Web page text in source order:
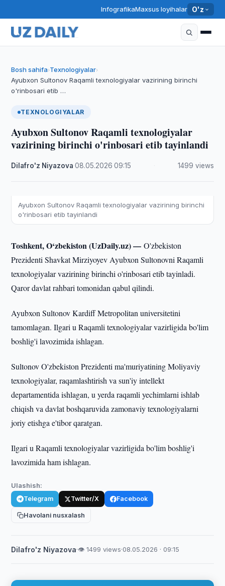
InfografikaMaxsus loyihalar O'z
Bosh sahifa›Texnologiyalar›
Ayubxon Sultonov Raqamli texnologiyalar vazirining birinchi
o'rinbosari etib …
TEXNOLOGIYALAR
Ayubxon Sultonov Raqamli texnologiyalar
vazirining birinchi o'rinbosari etib tayinlandi
Dilafro'z Niyazova ·08.05.2026 ·09:15 1499 views
Ayubxon Sultonov Raqamli texnologiyalar vazirining birinchi
o'rinbosari etib tayinlandi
Toshkent, O‘zbekiston (UzDaily.uz) —O'zbekiston
Prezidenti Shavkat Mirziyoyev Ayubxon Sultonovni Raqamli
texnologiyalar vazirining birinchi o'rinbosari etib tayinladi.
Qaror davlat rahbari tomonidan qabul qilindi.
Ayubxon Sultonov Kardiff Metropolitan universitetini
tamomlagan. Ilgari u Raqamli texnologiyalar vazirligida bo'lim
boshlig'i lavozimida ishlagan.
Sultonov O'zbekiston Prezidenti ma'muriyatining Moliyaviy
texnologiyalar, raqamlashtirish va sun'iy intellekt
departamentida ishlagan, u yerda raqamli yechimlarni ishlab
chiqish va davlat boshqaruvida zamonaviy texnologiyalarni
joriy etishga e'tibor qaratgan.
Ilgari u Raqamli texnologiyalar vazirligida bo'lim boshlig'i
lavozimida ham ishlagan.
Ulashish:
Telegram Twitter/X Facebook
Havolani nusxalash
Dilafro'z Niyazova·👁 1499 views·08.05.2026 · 09:15